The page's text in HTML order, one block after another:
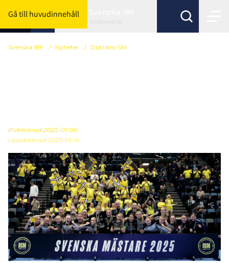
Gå till huvudinnehåll
Byt förbund här
Svenska IBF / Nyheter / Distrikts-SM
Publicerad 2025-01-06
Uppdaterad 2025-01-14